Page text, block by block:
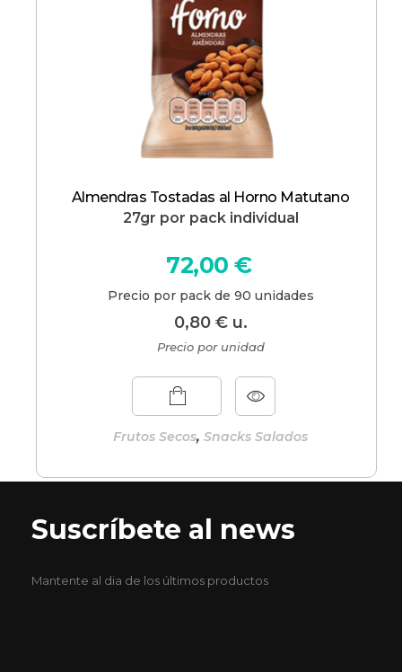
Almendras Tostadas al Horno Matutano
27gr por pack individual
0,80 €u.
72,00€
Precio por pack de 90 unidades
Frutos Secos,Snacks Salados
Precio por unidad
Suscríbete al news
Mantente al dia de los últimos productos